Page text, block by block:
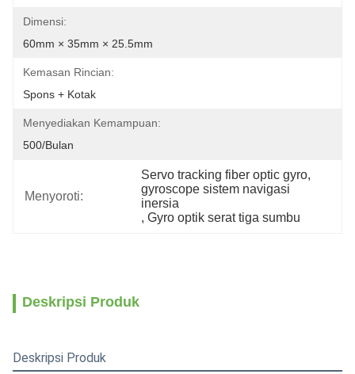
Dimensi:
60mm × 35mm × 25.5mm
Kemasan Rincian:
Spons + Kotak
Menyediakan Kemampuan:
500/bulan
Menyoroti:
Servo tracking fiber optic gyro,
gyroscope sistem navigasi
inersia
, Gyro optik serat tiga sumbu
Deskripsi Produk
Deskripsi Produk